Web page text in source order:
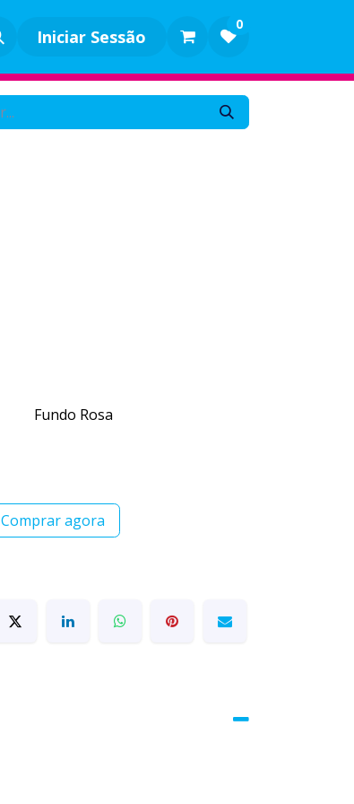
Iniciar Sessão
0
Fundo Rosa
Comprar agora